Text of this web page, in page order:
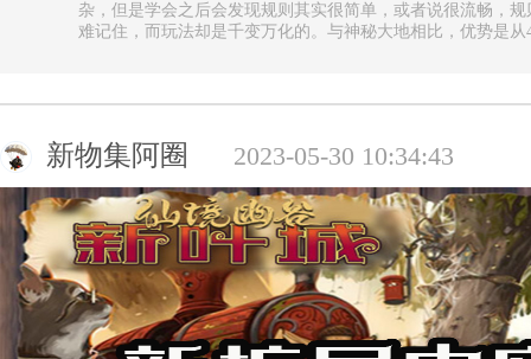
杂，但是学会之后会发现规则其实很简单，或者说很流畅，
难记住，而玩法却是千变万化的。与神秘大地相比，优势是
新物集阿圈 2023-05-30 10:34:43